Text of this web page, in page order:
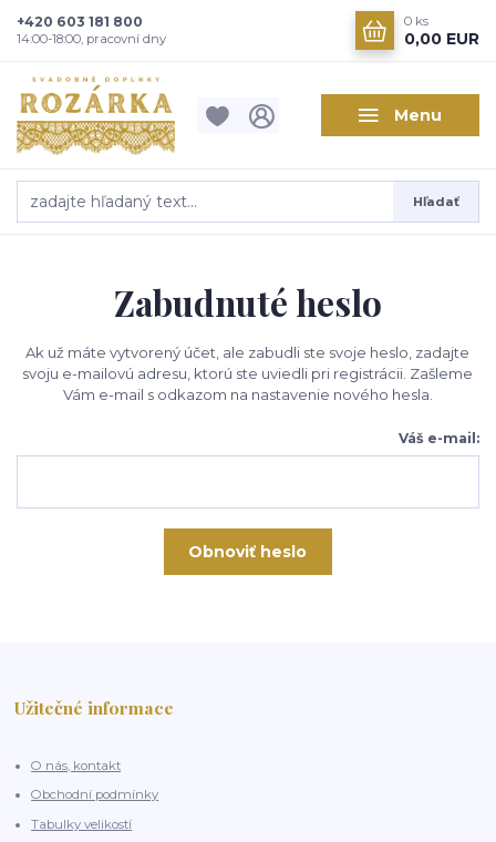
Menu
Hľadať
+420 603 181 800
14:00-18:00, pracovní dny
0 ks
0,00 EUR
Zabudnuté heslo
Ak už máte vytvorený účet, ale zabudli ste svoje heslo, zadajte
svoju e-mailovú adresu, ktorú ste uviedli pri registrácii. Zašleme
Vám e-mail s odkazom na nastavenie nového hesla.
Váš e-mail:
Obnoviť heslo
Užitečné informace
O nás, kontakt
Obchodní podmínky
Tabulky velikostí